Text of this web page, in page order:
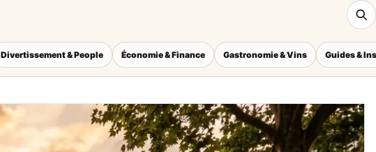
Divertissement & People Économie & Finance Gastronomie & Vins Guides &